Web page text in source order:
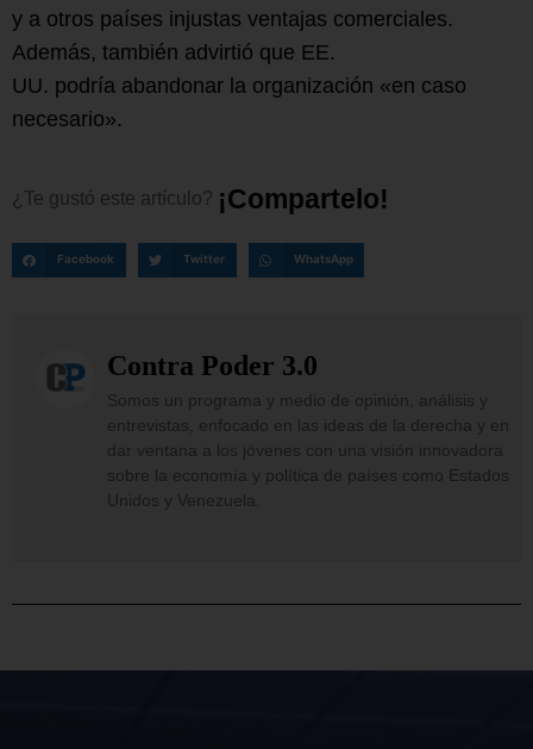
y a otros países injustas ventajas comerciales.
Además, también advirtió que EE.
UU. podría abandonar la organización «en caso
necesario».
¿Te gustó este artículo? ¡Compartelo!
Facebook Twitter WhatsApp
Contra Poder 3.0
Somos un programa y medio de opinión, análisis y
entrevistas, enfocado en las ideas de la derecha y en
dar ventana a los jóvenes con una visión innovadora
sobre la economía y política de países como Estados
Unidos y Venezuela.